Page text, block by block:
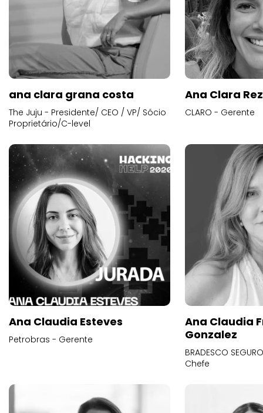
ana clara grana costa
The Juju - Presidente/ CEO / VP/ Sócio
Proprietário/C-level
Ana Clara
CLARO - Gerente
Ana Claudia Esteves
Petrobras - Gerente
Ana Claudia
Gonzalez
BRADESCO
Chefe